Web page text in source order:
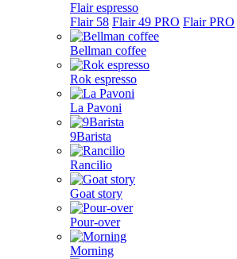
Flair espresso
Flair 58 Flair 49 PRO Flair PRO
Bellman coffee
Rok espresso
La Pavoni
9Barista
Rancilio
Goat story
Pour-over
Morning